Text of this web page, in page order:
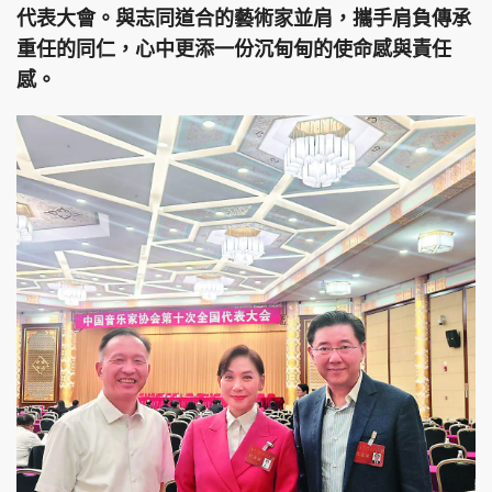
代表大會。與志同道合的藝術家並肩，攜手肩負傳承
重任的同仁，心中更添一份沉甸甸的使命感與責任
感。